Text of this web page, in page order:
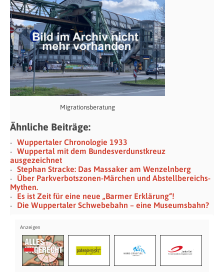
Migrationsberatung
Ähnliche Beiträge:
Wuppertaler Chronologie 1933
Wuppertal mit dem Bundesverdunstkreuz
ausgezeichnet
Stephan Stracke: Das Massaker am Wenzelnberg
Über Parkverbotszonen-Märchen und Abstellbereichs-
Mythen.
Es ist Zeit für eine neue „Barmer Erklärung“!
Die Wuppertaler Schwebebahn – eine Museumsbahn?